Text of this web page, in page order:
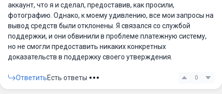
аккаунт, что я и сделал, предоставив, как просили,
фотографию. Однако, к моему удивлению, все мои запросы на
вывод средств были отклонены. Я связался со службой
поддержки, и они обвинили в проблеме платежную систему,
но не смогли предоставить никаких конкретных
доказательств в поддержку своего утверждения.
ОтветитьЕсть ответы 0